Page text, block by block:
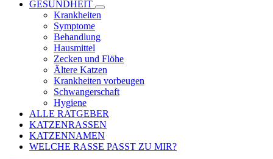
GESUNDHEIT
Krankheiten
Symptome
Behandlung
Hausmittel
Zecken und Flöhe
Ältere Katzen
Krankheiten vorbeugen
Schwangerschaft
Hygiene
ALLE RATGEBER
KATZENRASSEN
KATZENNAMEN
WELCHE RASSE PASST ZU MIR?